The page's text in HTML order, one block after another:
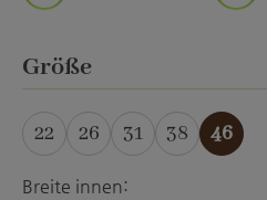
Größeauswählen
22 26 31 38 46
Breite innen: